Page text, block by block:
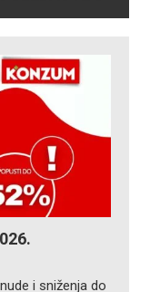
i sniženja do